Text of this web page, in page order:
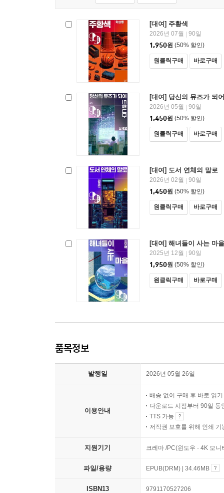
[대여] 주황색
2026년 07월 | 90일
1,950원 (50% 할인)
원클릭구매 바로구매
[대여] 당신의 뮤즈가 되
2026년 05월 | 90일
1,450원 (50% 할인)
원클릭구매 바로구매
[대여] 도서 연체의 말로
2026년 02월 | 90일
1,450원 (50% 할인)
원클릭구매 바로구매
[대여] 해녀들이 사는 마을
2025년 12월 | 90일
1,950원 (50% 할인)
원클릭구매 바로구매
품목정보
발행일 2026년 05월 26일
이용안내
배송 없이 구매 후 바로 읽기
다운로드 시점부터 90일 동
TTS 가능
저작권 보호를 위해 인쇄 기
지원기기 크레마 /PC(윈도우 - 4K 모
파일/용량 EPUB(DRM) | 34.46MB
ISBN13 9791170527206